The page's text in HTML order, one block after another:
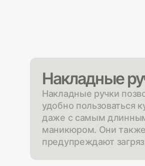
Накладные
Накладные ручки
удобно пользоваться
даже с самым
маникюром. Они также
предупреждают